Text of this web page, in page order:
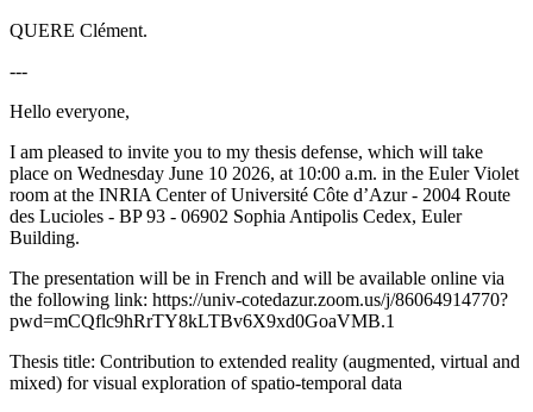
QUERE Clément.
---
Hello everyone,
I am pleased to invite you to my thesis defense, which will take
place on Wednesday June 10 2026, at 10:00 a.m. in the Euler Violet
room at the INRIA Center of Université Côte d’Azur - 2004 Route
des Lucioles - BP 93 - 06902 Sophia Antipolis Cedex, Euler
Building.
The presentation will be in French and will be available online via
the following link: https://univ-cotedazur.zoom.us/j/86064914770?
pwd=mCQflc9hRrTY8kLTBv6X9xd0GoaVMB.1
Thesis title: Contribution to extended reality (augmented, virtual and
mixed) for visual exploration of spatio-temporal data